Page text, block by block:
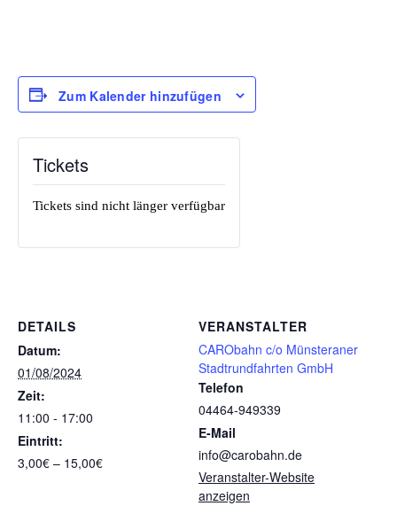
Zum Kalender hinzufügen
DETAILS
Datum:
01/08/2024
Zeit:
11:00 - 17:00
Eintritt:
3,00€ – 15,00€
VERANSTALTER
CARObahn c/o Münsteraner
Stadtrundfahrten GmbH
Telefon
04464-949339
E-Mail
info@carobahn.de
Veranstalter-Website
anzeigen
Tickets
Tickets sind nicht länger verfügbar